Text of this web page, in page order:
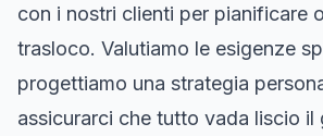
con i nostri clienti per pianificare
trasloco. Valutiamo le esigenze
progettiamo una strategia
assicurarci che tutto vada liscio il